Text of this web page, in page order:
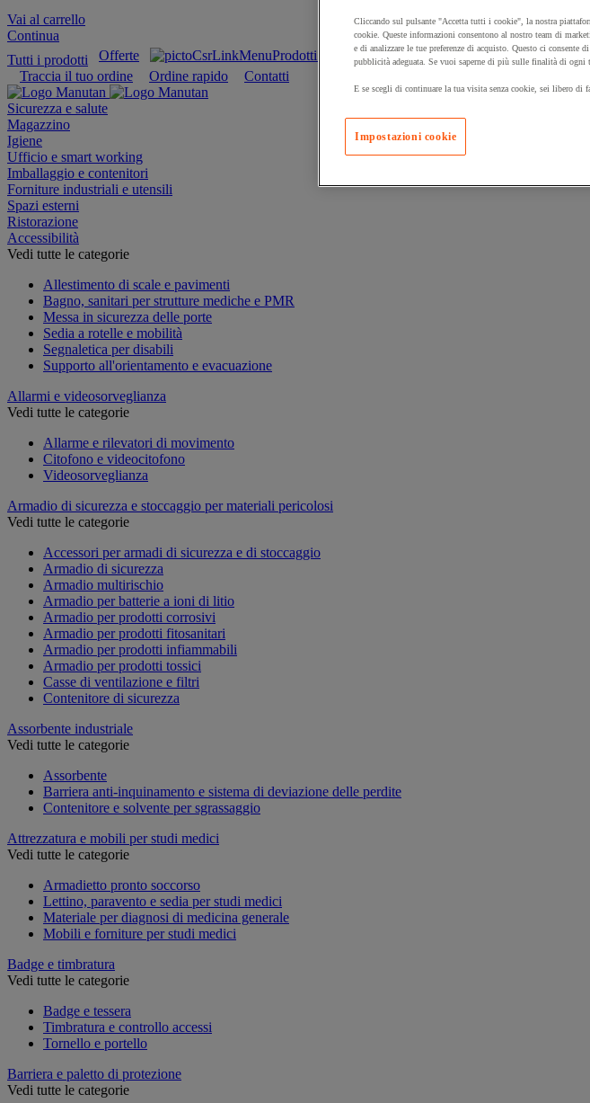
Vai al carrello
Continua
Tutti i prodotti
Offerte Prodotti sostenibili
Traccia il tuo ordine
Ordine rapido Contatti
Sicurezza e salute
Magazzino
Igiene
Ufficio e smart working
Imballaggio e contenitori
Forniture industriali e utensili
Spazi esterni
Ristorazione
Accessibilità
Vedi tutte le categorie
Allestimento di scale e pavimenti
Bagno, sanitari per strutture mediche e PMR
Messa in sicurezza delle porte
Sedia a rotelle e mobilità
Segnaletica per disabili
Supporto all'orientamento e evacuazione
Allarmi e videosorveglianza
Vedi tutte le categorie
Allarme e rilevatori di movimento
Citofono e videocitofono
Videosorveglianza
Armadio di sicurezza e stoccaggio per materiali pericolosi
Vedi tutte le categorie
Accessori per armadi di sicurezza e di stoccaggio
Armadio di sicurezza
Armadio multirischio
Armadio per batterie a ioni di litio
Armadio per prodotti corrosivi
Armadio per prodotti fitosanitari
Armadio per prodotti infiammabili
Armadio per prodotti tossici
Casse di ventilazione e filtri
Contenitore di sicurezza
Assorbente industriale
Vedi tutte le categorie
Assorbente
Barriera anti-inquinamento e sistema di deviazione delle perdite
Contenitore e solvente per sgrassaggio
Attrezzatura e mobili per studi medici
Vedi tutte le categorie
Armadietto pronto soccorso
Lettino, paravento e sedia per studi medici
Materiale per diagnosi di medicina generale
Mobili e forniture per studi medici
Badge e timbratura
Vedi tutte le categorie
Badge e tessera
Timbratura e controllo accessi
Tornello e portello
Barriera e paletto di protezione
Vedi tutte le categorie
Cliccando sul pulsante "Accetta tutti i cookie", la nostra
cookie. Queste informazioni consentono al nostro team di
e di analizzare le tue preferenze di acquisto. Questo ci consente
pubblicità adeguata. Se vuoi saperne di più sulle finalità di
E se scegli di continuare la tua visita senza cookie, sei libero di
Impostazioni cookie